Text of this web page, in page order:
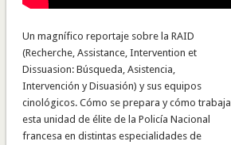
Un magnífico reportaje sobre la RAID
(Recherche, Assistance, Intervention et
Dissuasion: Búsqueda, Asistencia,
Intervención y Disuasión) y sus equipos
cinológicos. Cómo se prepara y cómo trabaja
esta unidad de élite de la Policía Nacional
francesa en distintas especialidades de